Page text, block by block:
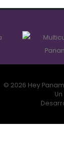
© 2026 Hey